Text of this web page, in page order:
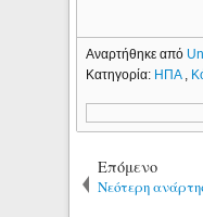
Αναρτήθηκε από
Κατηγορία: ΗΠΑ
Επόμενο
Νεότερη